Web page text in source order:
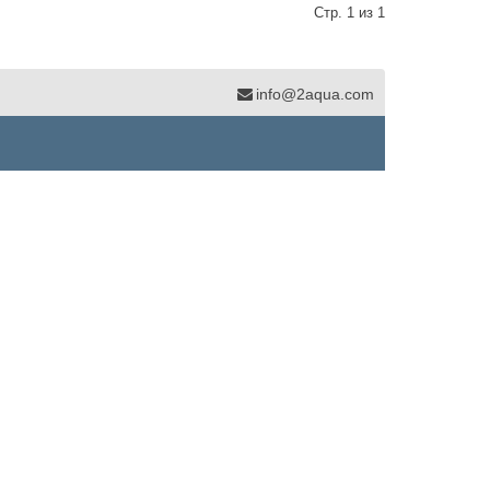
Стр. 1 из 1
info@2aqua.com